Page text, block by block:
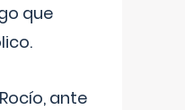
que
ante